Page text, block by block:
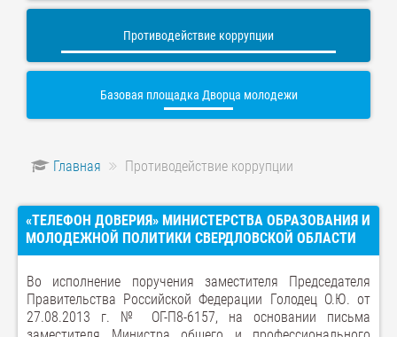
Противодействие коррупции
Базовая площадка Дворца молодежи
Главная Противодействие коррупции
«ТЕЛЕФОН ДОВЕРИЯ» МИНИСТЕРСТВА ОБРАЗОВАНИЯ И
МОЛОДЕЖНОЙ ПОЛИТИКИ СВЕРДЛОВСКОЙ ОБЛАСТИ
Во исполнение поручения заместителя Председателя
Правительства Российской Федерации Голодец О.Ю. от
27.08.2013 г. № ОГ-П8-6157, на основании письма